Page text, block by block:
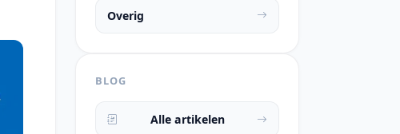
Overig
BLOG
Alle artikelen